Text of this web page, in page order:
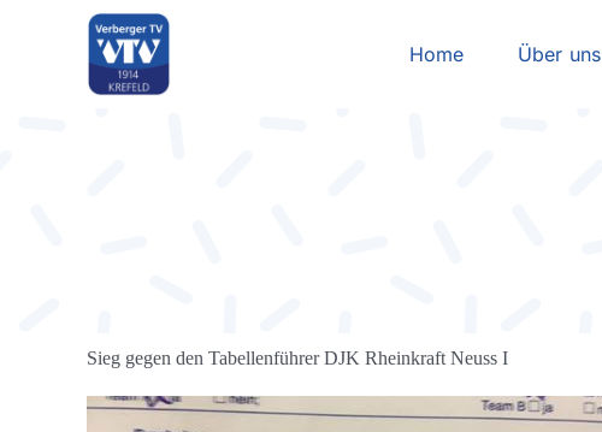
Home Über uns
Sieg gegen den Tabellenführer DJK Rheinkraft Neuss I